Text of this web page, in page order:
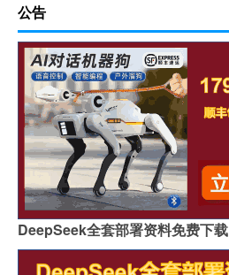
公告
DeepSeek全套部署资料免费下载